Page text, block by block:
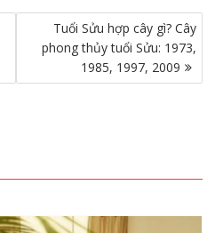
Tuổi Sửu hợp cây gì? Cây
phong thủy tuổi Sửu: 1973,
1985, 1997, 2009